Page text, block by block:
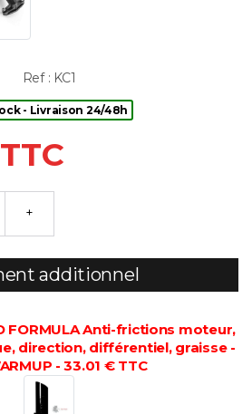
Ref : KC1
- Livraison 24/48h
additionnel
FORMULA Anti-frictions moteur,
direction, différentiel, graisse -
- 33.01 € TTC